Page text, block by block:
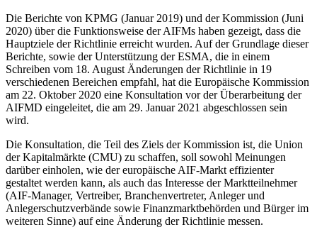
Die Berichte von KPMG (Januar 2019) und der Kommission (Juni
2020) über die Funktionsweise der AIFMs haben gezeigt, dass die
Hauptziele der Richtlinie erreicht wurden. Auf der Grundlage dieser
Berichte, sowie der Unterstützung der ESMA, die in einem
Schreiben vom 18. August Änderungen der Richtlinie in 19
verschiedenen Bereichen empfahl, hat die Europäische Kommission
am 22. Oktober 2020 eine Konsultation vor der Überarbeitung der
AIFMD eingeleitet, die am 29. Januar 2021 abgeschlossen sein
wird.
Die Konsultation, die Teil des Ziels der Kommission ist, die Union
der Kapitalmärkte (CMU) zu schaffen, soll sowohl Meinungen
darüber einholen, wie der europäische AIF-Markt effizienter
gestaltet werden kann, als auch das Interesse der Marktteilnehmer
(AIF-Manager, Vertreiber, Branchenvertreter, Anleger und
Anlegerschutzverbände sowie Finanzmarktbehörden und Bürger im
weiteren Sinne) auf eine Änderung der Richtlinie messen.